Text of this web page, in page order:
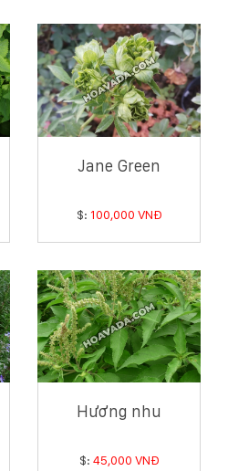
Jane Green
$: 100,000 VNĐ
Hương nhu
$: 45,000 VNĐ